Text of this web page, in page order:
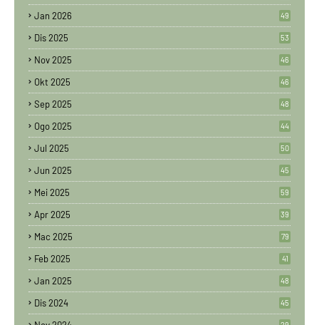
Jan 2026 49
Dis 2025 53
Nov 2025 46
Okt 2025 46
Sep 2025 48
Ogo 2025 44
Jul 2025 50
Jun 2025 45
Mei 2025 59
Apr 2025 39
Mac 2025 79
Feb 2025 41
Jan 2025 48
Dis 2024 45